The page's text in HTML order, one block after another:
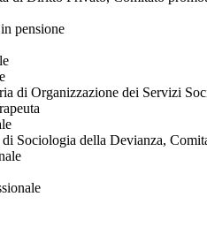
pensione
di Organizzazione dei Servizi
Sociologia della Devianza,